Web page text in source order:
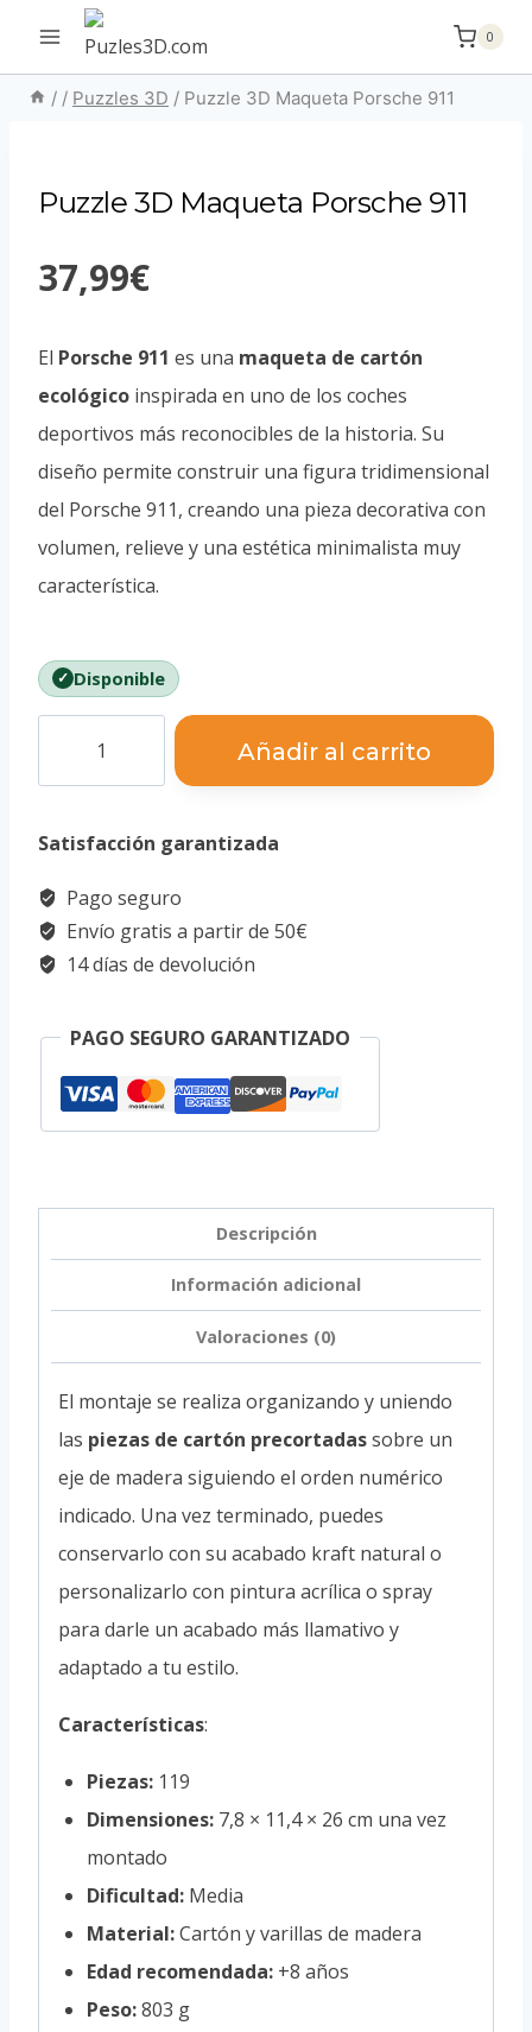
contenido
0
/ / Puzzles 3D / Puzzle 3D Maqueta Porsche 911
Puzzle 3D Maqueta Porsche 911
37,99€
El Porsche 911 es una maqueta de cartón
ecológico inspirada en uno de los coches
deportivos más reconocibles de la historia. Su
diseño permite construir una figura tridimensional
del Porsche 911, creando una pieza decorativa con
volumen, relieve y una estética minimalista muy
característica.
Disponible
Porsche
911
cantidad
Añadir al carrito
Satisfacción garantizada
Pago seguro
Envío gratis a partir de 50€
14 días de devolución
PAGO SEGURO GARANTIZADO
Descripción
Información adicional
Valoraciones (0)
El montaje se realiza organizando y uniendo
las piezas de cartón precortadassobre un
eje de madera siguiendo el orden numérico
indicado. Una vez terminado, puedes
conservarlo con su acabado kraft natural o
personalizarlo con pintura acrílica o spray
para darle un acabado más llamativo y
adaptado a tu estilo.
Características:
Piezas: 119
Dimensiones: 7,8 × 11,4 × 26 cm una vez
montado
Dificultad: Media
Material:Cartón y varillas de madera
Edad recomendada: +8 años
Peso:803 g